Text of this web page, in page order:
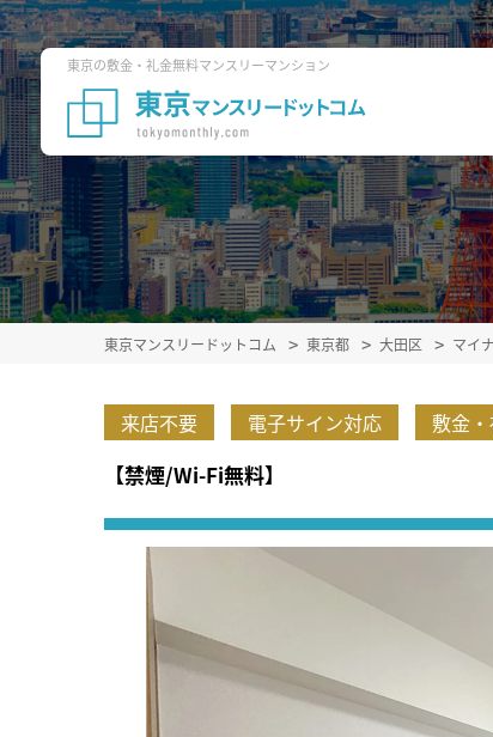
東京の敷金・礼金無料マンスリーマンション
東京マンスリードットコム 東京都 大田区 マイ
来店不要 電子サイン対応 敷金
【禁煙/Wi-Fi無料】